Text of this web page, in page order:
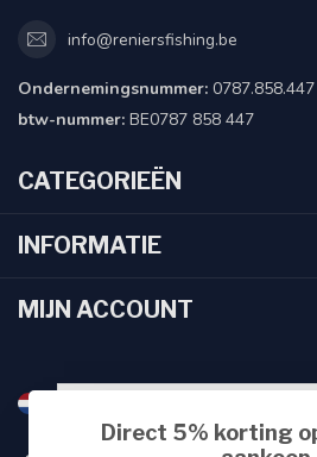
info@reniersfishing.be
Ondernemingsnummer: 0787.858.447
btw-nummer: BE0787 858 447
CATEGORIEËN
INFORMATIE
MIJN ACCOUNT
Direct 5% korting